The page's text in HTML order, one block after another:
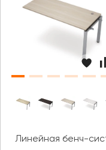
Линейная бенч-